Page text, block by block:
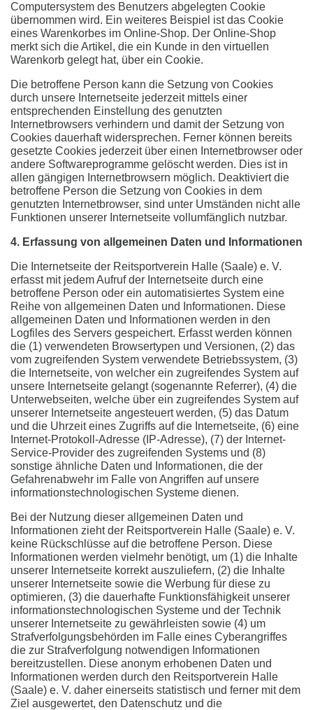
Computersystem des Benutzers abgelegten Cookie
übernommen wird. Ein weiteres Beispiel ist das Cookie
eines Warenkorbes im Online-Shop. Der Online-Shop
merkt sich die Artikel, die ein Kunde in den virtuellen
Warenkorb gelegt hat, über ein Cookie.
Die betroffene Person kann die Setzung von Cookies
durch unsere Internetseite jederzeit mittels einer
entsprechenden Einstellung des genutzten
Internetbrowsers verhindern und damit der Setzung von
Cookies dauerhaft widersprechen. Ferner können bereits
gesetzte Cookies jederzeit über einen Internetbrowser oder
andere Softwareprogramme gelöscht werden. Dies ist in
allen gängigen Internetbrowsern möglich. Deaktiviert die
betroffene Person die Setzung von Cookies in dem
genutzten Internetbrowser, sind unter Umständen nicht alle
Funktionen unserer Internetseite vollumfänglich nutzbar.
4. Erfassung von allgemeinen Daten und Informationen
Die Internetseite der Reitsportverein Halle (Saale) e. V.
erfasst mit jedem Aufruf der Internetseite durch eine
betroffene Person oder ein automatisiertes System eine
Reihe von allgemeinen Daten und Informationen. Diese
allgemeinen Daten und Informationen werden in den
Logfiles des Servers gespeichert. Erfasst werden können
die (1) verwendeten Browsertypen und Versionen, (2) das
vom zugreifenden System verwendete Betriebssystem, (3)
die Internetseite, von welcher ein zugreifendes System auf
unsere Internetseite gelangt (sogenannte Referrer), (4) die
Unterwebseiten, welche über ein zugreifendes System auf
unserer Internetseite angesteuert werden, (5) das Datum
und die Uhrzeit eines Zugriffs auf die Internetseite, (6) eine
Internet-Protokoll-Adresse (IP-Adresse), (7) der Internet-
Service-Provider des zugreifenden Systems und (8)
sonstige ähnliche Daten und Informationen, die der
Gefahrenabwehr im Falle von Angriffen auf unsere
informationstechnologischen Systeme dienen.
Bei der Nutzung dieser allgemeinen Daten und
Informationen zieht der Reitsportverein Halle (Saale) e. V.
keine Rückschlüsse auf die betroffene Person. Diese
Informationen werden vielmehr benötigt, um (1) die Inhalte
unserer Internetseite korrekt auszuliefern, (2) die Inhalte
unserer Internetseite sowie die Werbung für diese zu
optimieren, (3) die dauerhafte Funktionsfähigkeit unserer
informationstechnologischen Systeme und der Technik
unserer Internetseite zu gewährleisten sowie (4) um
Strafverfolgungsbehörden im Falle eines Cyberangriffes
die zur Strafverfolgung notwendigen Informationen
bereitzustellen. Diese anonym erhobenen Daten und
Informationen werden durch den Reitsportverein Halle
(Saale) e. V. daher einerseits statistisch und ferner mit dem
Ziel ausgewertet, den Datenschutz und die